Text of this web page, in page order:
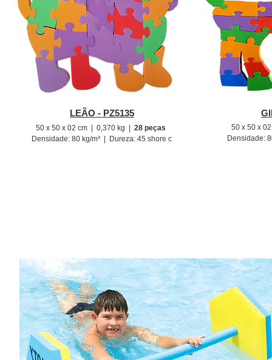
LEÃO - PZ5135
50 x 50 x 02 cm | 0,370 kg | 28 peças
Densidade: 80 kg/m³ | Dureza: 45 shore c
50 x 50 x
Densidade: